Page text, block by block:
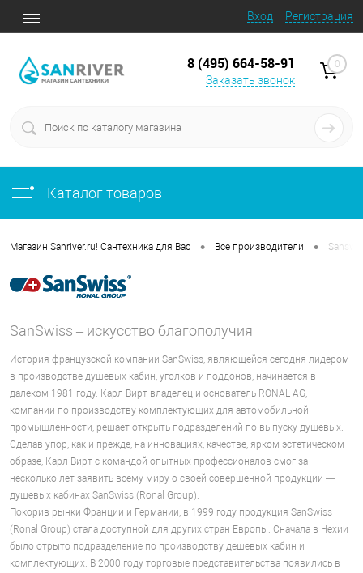
Вход Регистрация
8 (495) 664-58-91
Заказать звонок
0
Каталог товаров
Магазин Sanriver.ru! Сантехника для Вас • Все производители •
SanSwiss – искусство благополучия
История французской компании SanSwiss, являющейся сегодня лидером
в производстве душевых кабин, уголков и поддонов, начинается в
далеком 1981 году. Карл Вирт владелец и основатель RONAL AG,
компании по производству комплектующих для автомобильной
промышленности, решает открыть подразделений по выпуску душевых.
Сделав упор, как и прежде, на инновациях, качестве, ярком эстетическом
образе, Карл Вирт с командой опытных профессионалов смог за
несколько лет заявить всему миру о своей совершенной продукции —
душевых кабинах SanSwiss (Ronal Group).
Покорив рынки Франции и Германии, в 1999 году продукция SanSwiss
(Ronal Group) стала доступной для других стран Европы. Сначала в Чехии
было отрыто подразделение по производству дешевых кабин и
комплектующих. В 2000 году торговые представительства появились в